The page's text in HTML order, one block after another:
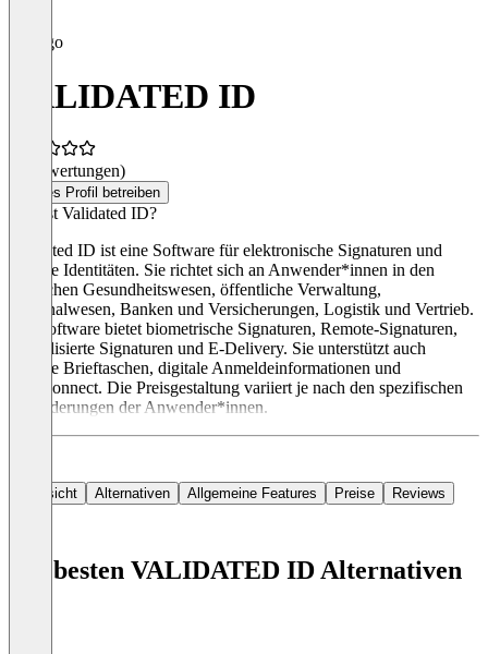
VALIDATED ID
(0 Bewertungen)
Dieses Profil betreiben
Was ist Validated ID?
Validated ID ist eine Software für elektronische Signaturen und
digitale Identitäten. Sie richtet sich an Anwender*innen in den
Bereichen Gesundheitswesen, öffentliche Verwaltung,
Personalwesen, Banken und Versicherungen, Logistik und Vertrieb.
Die Software bietet biometrische Signaturen, Remote-Signaturen,
zentralisierte Signaturen und E-Delivery. Sie unterstützt auch
digitale Brieftaschen, digitale Anmeldeinformationen und
VIDConnect. Die Preisgestaltung variiert je nach den spezifischen
Anforderungen der Anwender*innen.
Übersicht Alternativen Allgemeine Features Preise Reviews
Die besten VALIDATED ID Alternativen